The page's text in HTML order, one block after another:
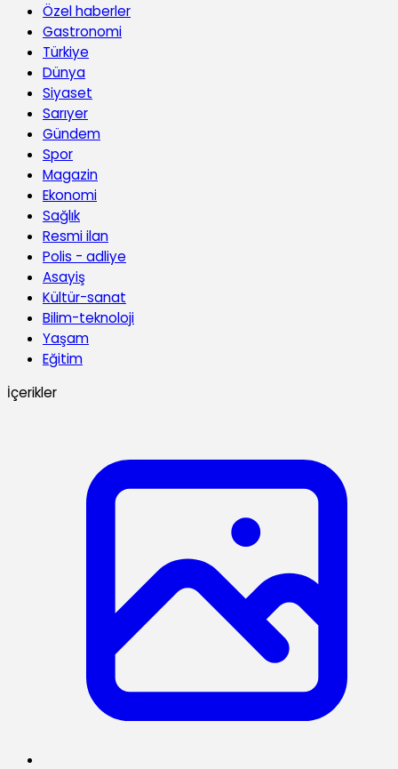
Özel haberler
Gastronomi
Türkiye
Dünya
Siyaset
Sarıyer
Gündem
Spor
Magazin
Ekonomi
Sağlık
Resmi ilan
Polis - adliye
Asayiş
Kültür-sanat
Bilim-teknoloji
Yaşam
Eğitim
İçerikler